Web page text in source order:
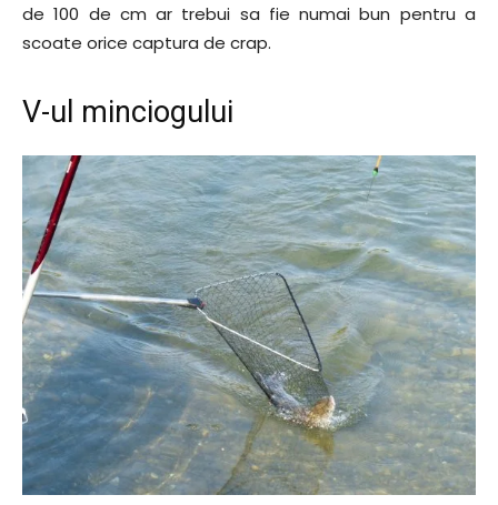
de 100 de cm ar trebui sa fie numai bun pentru a
scoate orice captura de crap.
V-ul minciogului